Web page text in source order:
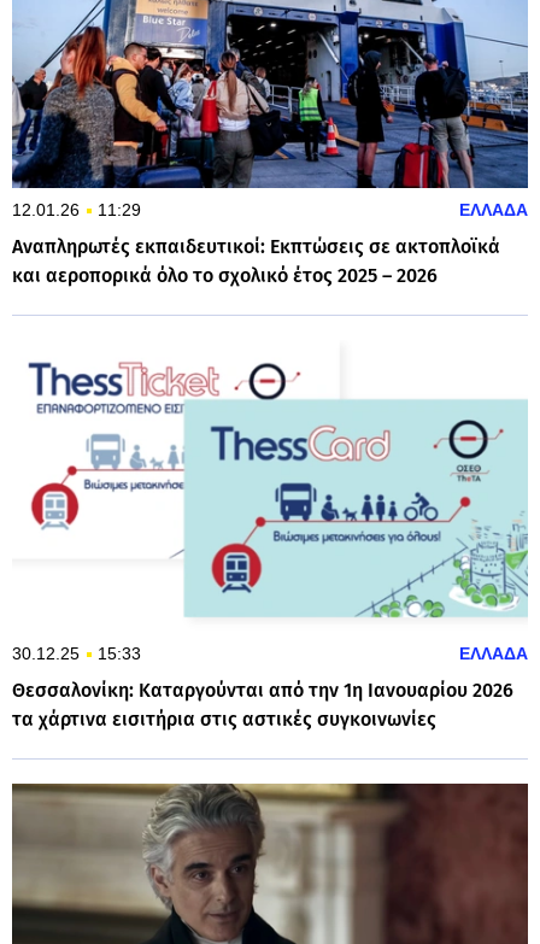
12.01.26 11:29 ΕΛΛΑΔΑ
Αναπληρωτές εκπαιδευτικοί: Εκπτώσεις σε ακτοπλοϊκά
και αεροπορικά όλο το σχολικό έτος 2025 – 2026
30.12.25 15:33 ΕΛΛΑΔΑ
Θεσσαλονίκη: Καταργούνται από την 1η Ιανουαρίου 2026
τα χάρτινα εισιτήρια στις αστικές συγκοινωνίες